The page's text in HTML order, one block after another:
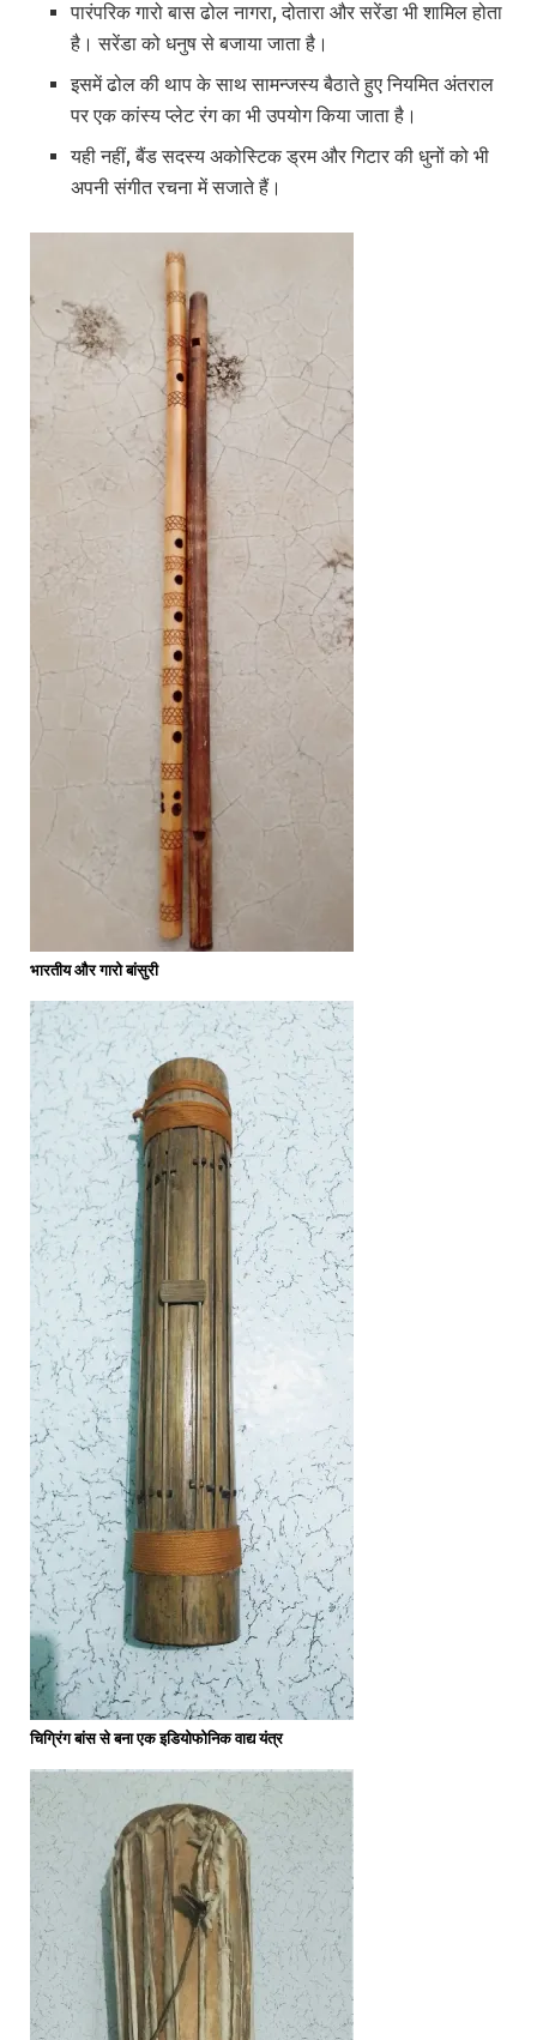
पारंपरिक गारो बास ढोल नागरा, दोतारा और सरेंडा भी शामिल होता
है। सरेंडा को धनुष से बजाया जाता है।
इसमें ढोल की थाप के साथ सामन्जस्य बैठाते हुए नियमित अंतराल
पर एक कांस्य प्लेट रंग का भी उपयोग किया जाता है।
यही नहीं, बैंड सदस्य अकोस्टिक ड्रम और गिटार की धुनों को भी
अपनी संगीत रचना में सजाते हैं।
भारतीय और गारो बांसुरी
चिग्रिंग बांस से बना एक इडियोफोनिक वाद्य यंत्र